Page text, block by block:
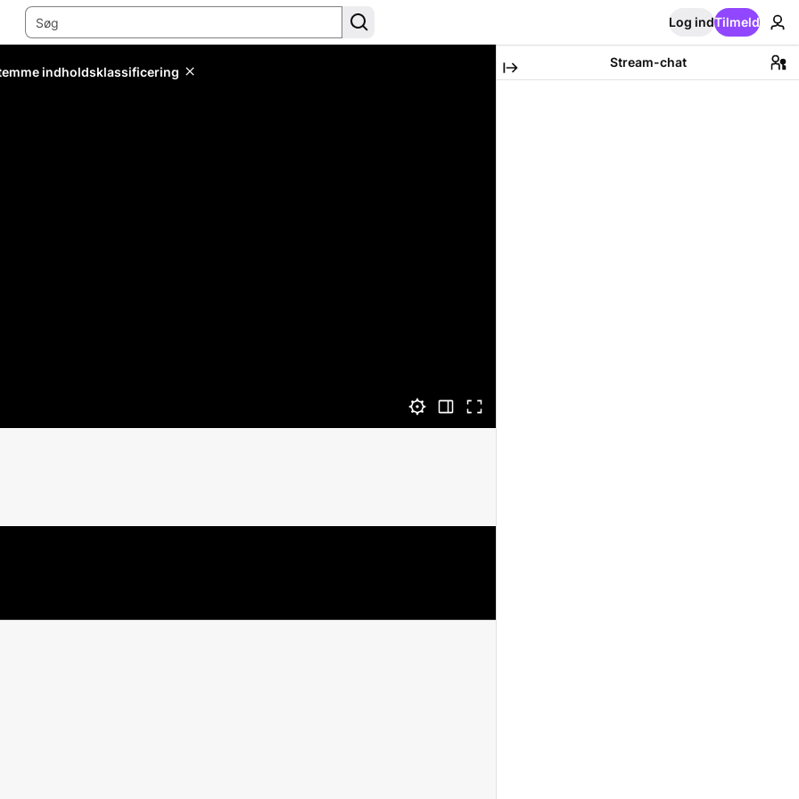
Log indTilmeld
indholdsklassificering
Stream-chat